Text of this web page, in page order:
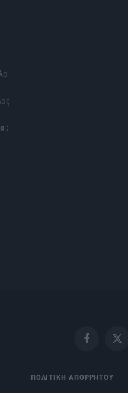
:
FacebookX
ΠΟΛΙΤΙΚΗ ΑΠΟΡΡΗΤΟΥ